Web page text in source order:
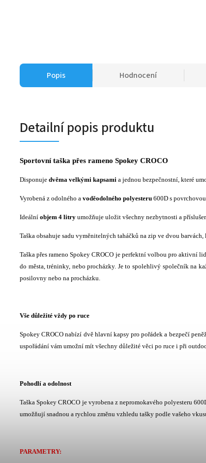
Popis Hodnocení
Detailní popis produktu
Sportovní taška přes rameno Spokey CROCO
Disponuje dvěma velkými kapsami a jednou bezpečnostní, které
Vyrobená z odolného a voděodolného polyesteru 600D s
Ideální objem 4 litry umožňuje uložit všechny nezbytnosti a
Taška obsahuje sadu vyměnitelných taháčků na zip ve dvou
Taška přes rameno Spokey CROCO je perfektní volbou pro aktivní
do města, tréninky, nebo procházky. Je to spolehlivý společník na
posilovny nebo na procházku.
Vše důležité vždy po ruce
Spokey CROCO nabízí dvě hlavní kapsy pro pořádek a bezpečí
uspořádání vám umožní mít všechny důležité věci po ruce i při
Pohodlí a odolnost
Taška Spokey CROCO je vyrobena z nepromokavého polyesteru
umožňují snadnou a rychlou změnu vzhledu tašky podle vašeho
PARAMETRY: